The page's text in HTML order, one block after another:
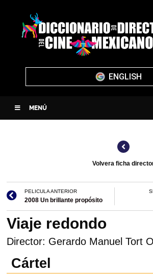
ENGLISH
MENÚ
Volvera ficha
PELICULA ANTERIOR
2008 Un brillante propósito
Viaje redondo
Director: Gerardo Manuel Tort
Cártel